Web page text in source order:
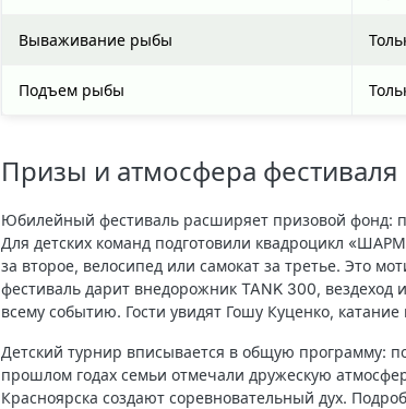
Вываживание рыбы
Подъем рыбы
Призы и атмосфера фестиваля
Юбилейный фестиваль расширяет призовой фонд:
Для детских команд подготовили квадроцикл
за второе, велосипед или самокат за третье. Это
фестиваль дарит внедорожник TANK 300, вездеход
всему событию. Гости увидят Гошу Куценко,
Детский турнир вписывается в общую программу:
прошлом годах семьи отмечали дружескую
Красноярска создают соревновательный дух.